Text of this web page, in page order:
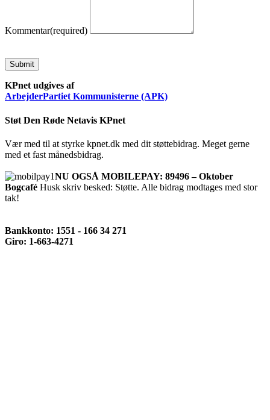
Kommentar(required)
Submit
KPnet udgives af
ArbejderPartiet Kommunisterne (APK)
Støt Den Røde Netavis KPnet
Vær med til at styrke kpnet.dk med dit støttebidrag. Meget gerne
med et fast månedsbidrag.
NU OGSÅ MOBILEPAY: 89496 – Oktober
Bogcafé Husk skriv besked: Støtte. Alle bidrag modtages med stor
tak!
Bankkonto: 1551 - 166 34 271
Giro: 1-663-4271